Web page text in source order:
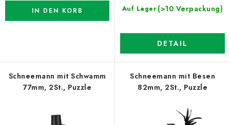
IN DEN KORB Auf Lager (>10 Verpackung)
DETAIL
Schneemann mit Schwamm
77mm, 2St., Puzzle
Schneemann mit Besen
82mm, 2St., Puzzle